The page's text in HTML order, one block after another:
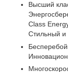
Высший
Class
Стильный и